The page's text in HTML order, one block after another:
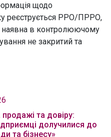
щодо
реєструється РРО/ПРРО,
наявна в контролюючому
не закритий та
продажі та довіру:
долучилися до
та бізнесу»